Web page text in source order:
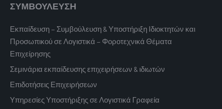
ΣΥΜΒΟΥΛΕΥΣΗ
Εκπαίδευση – Συμβούλευση & Υποστήριξη Ιδιοκτητών και
Προσωπικού σε Λογιστικά – Φοροτεχνικά Θέματα
Επιχείρησης
Σεμινάρια εκπαίδευσης επιχειρήσεων & ιδιωτών
Επιδοτήσεις Επιχειρήσεων
Υπηρεσίες Υποστήριξης σε Λογιστικά Γραφεία